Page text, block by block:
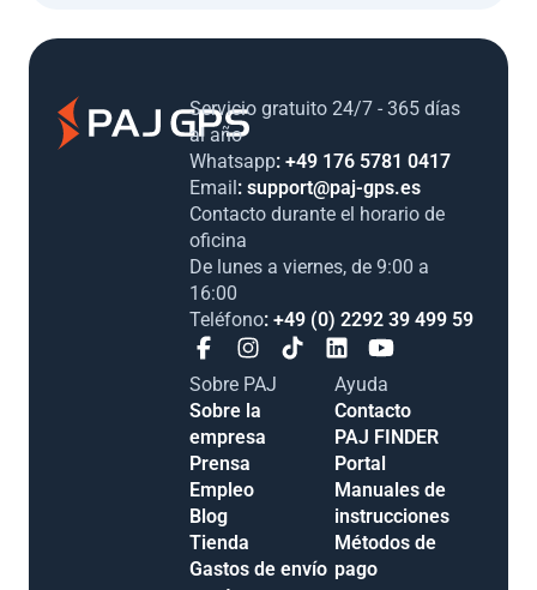
Servicio gratuito 24/7 - 365 días
al año
Whatsapp: +49 176 5781 0417
Email: support@paj-gps.es
Contacto durante el horario de
oficina
De lunes a viernes, de 9:00 a
16:00
Teléfono: +49 (0) 2292 39 499 59
Sobre PAJ
Sobre la
empresa
Prensa
Empleo
Blog
Tienda
Gastos de envío
Ayuda
Contacto
PAJ FINDER
Portal
Manuales de
instrucciones
Métodos de
pago